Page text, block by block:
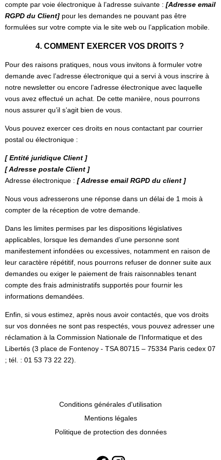
compte par voie électronique à l’adresse suivante : [Adresse email
RGPD du Client] pour les demandes ne pouvant pas être
formulées sur votre compte via le site web ou l’application mobile.
4. COMMENT EXERCER VOS DROITS ?
Pour des raisons pratiques, nous vous invitons à formuler votre
demande avec l’adresse électronique qui a servi à vous inscrire à
notre newsletter ou encore l’adresse électronique avec laquelle
vous avez effectué un achat. De cette manière, nous pourrons
nous assurer qu’il s’agit bien de vous.
Vous pouvez exercer ces droits en nous contactant par courrier
postal ou électronique :
[ Entité juridique Client ]
[ Adresse postale Client ]
Adresse électronique : [ Adresse email RGPD du client ]
Nous vous adresserons une réponse dans un délai de 1 mois à
compter de la réception de votre demande.
Dans les limites permises par les dispositions législatives
applicables, lorsque les demandes d’une personne sont
manifestement infondées ou excessives, notamment en raison de
leur caractère répétitif, nous pourrons refuser de donner suite aux
demandes ou exiger le paiement de frais raisonnables tenant
compte des frais administratifs supportés pour fournir les
informations demandées.
Enfin, si vous estimez, après nous avoir contactés, que vos droits
sur vos données ne sont pas respectés, vous pouvez adresser une
réclamation à la Commission Nationale de l’Informatique et des
Libertés (3 place de Fontenoy - TSA 80715 – 75334 Paris cedex 07
; tél. : 01 53 73 22 22).
Conditions générales d'utilisation
Mentions légales
Politique de protection des données